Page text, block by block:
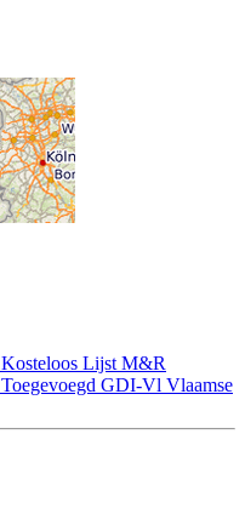
Kosteloos Lijst M&R
Toegevoegd GDI-Vl Vlaamse